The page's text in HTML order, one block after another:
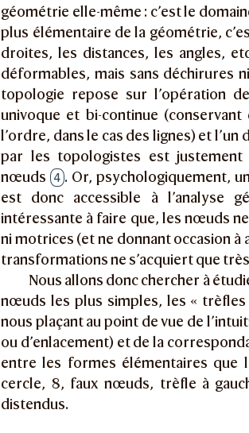
géométrie elle-même : c’est le
plus élémentaire de la géométrie,
droites, les distances, les angles,
déformables, mais sans déchirures
topologie repose sur l’opération
univoque et bi-continue
l’ordre, dans le cas des lignes) et
par les topologistes est
nœuds 4 . Or, psychologiquement,
est donc accessible à l’analyse
intéressante à faire que, les nœuds
ni motrices (et ne donnant occasion
transformations ne s’acquiert que
Nous allons donc chercher à
nœuds les plus simples, les «
nous plaçant au point de vue de
ou d’enlacement) et de la
entre les formes élémentaires que
cercle, 8, faux nœuds, trèfle à
distendus.